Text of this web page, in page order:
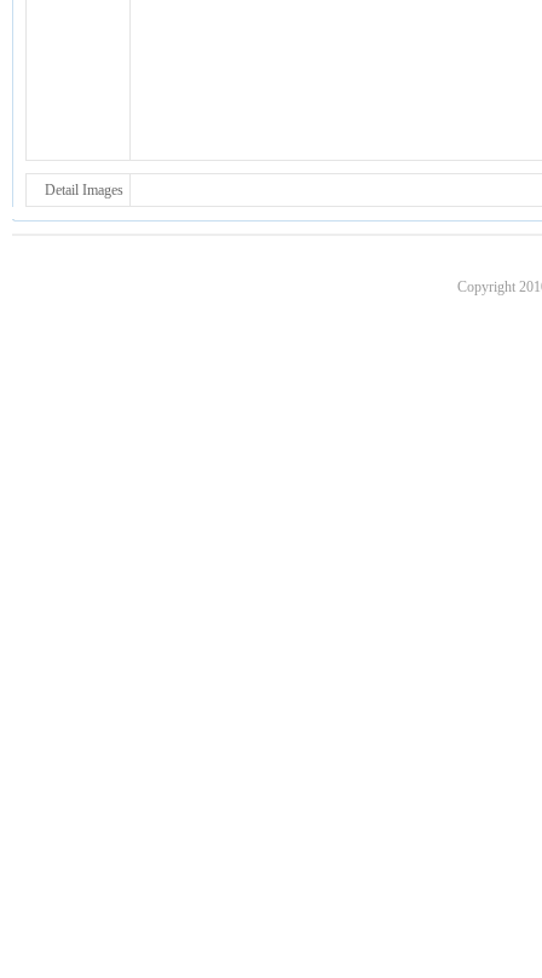
Detail Images
Copyright